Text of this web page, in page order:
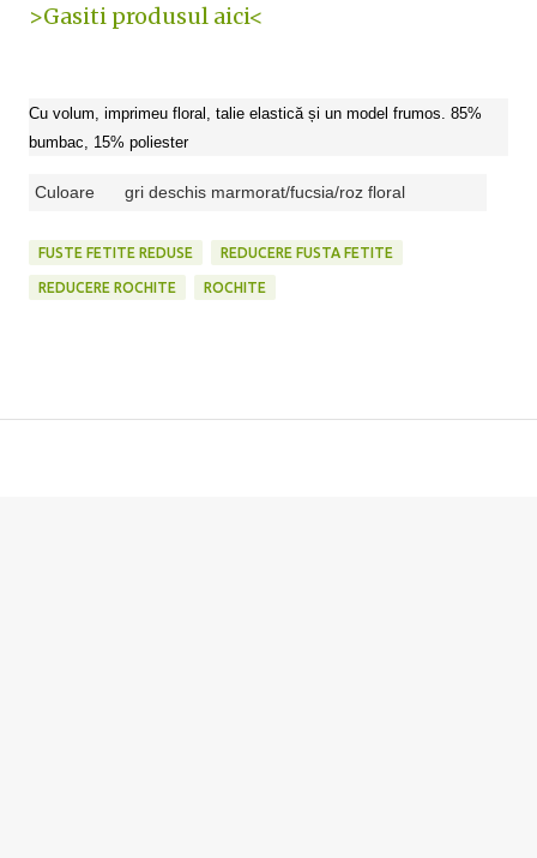
>Gasiti produsul aici<
Cu volum, imprimeu floral, talie elastică și un model frumos. 85%
bumbac, 15% poliester
Culoare gri deschis marmorat/fucsia/roz floral
FUSTE FETITE REDUSE REDUCERE FUSTA FETITE
REDUCERE ROCHITE ROCHITE